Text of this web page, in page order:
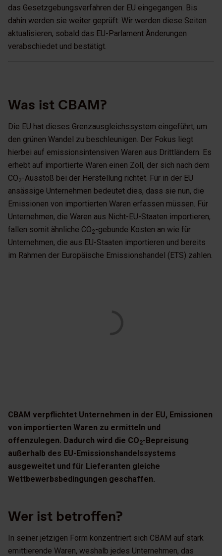
das Gesetzgebungsverfahren der EU eingegangen. Bis
dahin werden sie weiter geprüft. Wir werden diese Seiten
aktualisieren, sobald das EU-Parlament Änderungen
verabschiedet und bestätigt.
Was ist CBAM?
Die EU hat dieses Grenzausgleichssystem eingeführt, um
den grünen Wandel zu beschleunigen. Der Fokus liegt
hierbei auf emissionsintensiven Waren aus Drittländern. Es
erhebt auf importierte Waren einen Zoll, der sich nach dem
CO2-Ausstoß bei der Herstellung richtet. Für in der EU
ansässige Unternehmen bedeutet dies, dass sie nun, die
Emissionen von importierten Waren erfassen müssen. Für
Unternehmen, die Waren aus Nicht-EU-Staaten importieren,
fallen somit ähnliche CO2-gebunde Kosten an wie für
Unternehmen, die aus EU-Staaten importieren und bereits
im Rahmen der Europäische Emissionshandel (ETS) zahlen.
CBAM verpflichtet Unternehmen in der EU, Emissionen
von importierten Waren zu ermitteln und
offenzulegen. Dadurch wird die CO2-Bepreisung
außerhalb des EU-Emissionshandelssystems
ausgeweitet und für Lieferanten gleiche
Wettbewerbsbedingungen geschaffen.
Wer ist betroffen?
In seiner jetzigen Form konzentriert sich CBAM auf stark
emittierende Waren, weshalb jedes Unternehmen, das